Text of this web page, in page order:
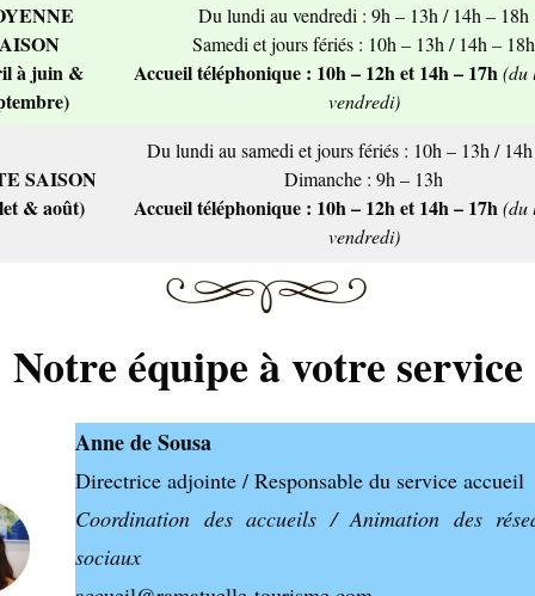
à juin &
Du lundi au vendredi : 9h – 13h / 14h – 18h
Samedi et jours fériés : 10h – 13h / 14h – 18h
Accueil téléphonique : 10h – 12h et 14h – 17h (du
vendredi)
SAISON
& août)
Du lundi au samedi et jours fériés : 10h – 13h /
Dimanche : 9h – 13h
Accueil téléphonique : 10h – 12h et 14h – 17h (du
vendredi)
Notre équipe à votre service
Anne de Sousa
Directrice adjointe / Responsable du service accueil
Coordination des accueils / Animation des
sociaux